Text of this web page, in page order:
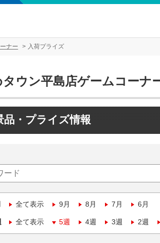
ナー 入荷プライズ
ウン平島店ゲームコーナ
品・プライズ情報
全て表示 9月 8月 7月 6月
全て表示 5週 4週 3週 2週